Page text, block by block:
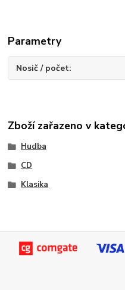
Parametry
Nosič / počet
Zboží zařazeno v
Hudba
CD
Klasika